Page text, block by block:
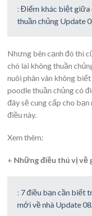
: Điểm khác biệt giữa
thuần chủng Update
Nhưng bên cạnh đó thì
chó lai không thuần
nuôi phân vân không
poodle thuần chủng có
đây sẽ cung cấp cho
điều này.
Xem thêm:
+ Những điều thú vị về
: 7 điều bạn cần biết
mới về nhà Update